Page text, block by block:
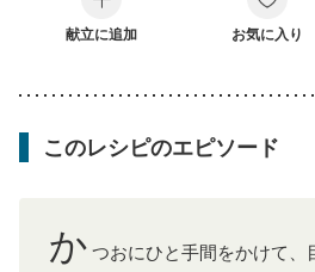
乳がん（抗がん剤治療中）
乳がん
乳がん（放射線治療中）
献立に追加 お気に入り
このレシピのエピソード
か つおにひと手間をかけて、